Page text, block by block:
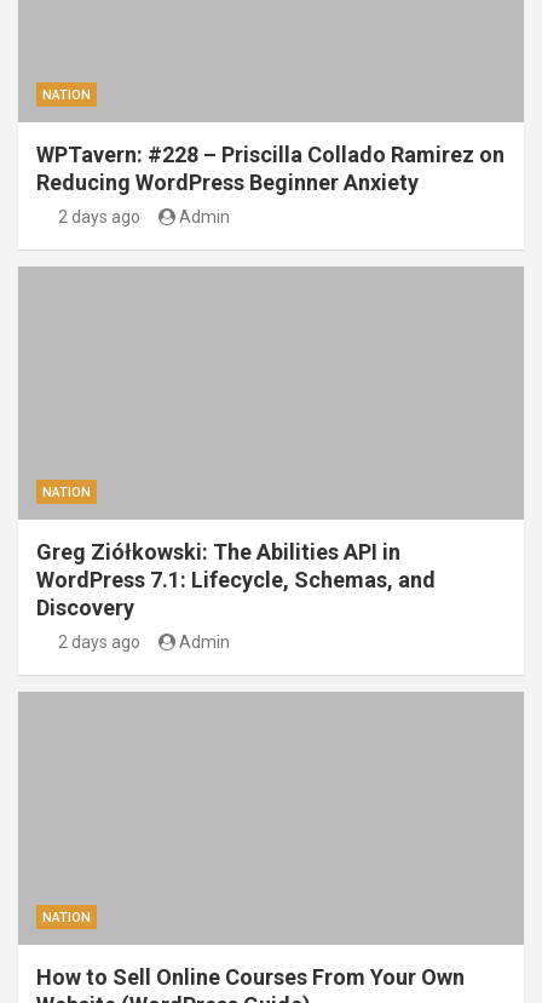
NATION
WPTavern: #228 – Priscilla Collado Ramirez on
Reducing WordPress Beginner Anxiety
2 days ago Admin
NATION
Greg Ziółkowski: The Abilities API in
WordPress 7.1: Lifecycle, Schemas, and
Discovery
2 days ago Admin
NATION
How to Sell Online Courses From Your Own